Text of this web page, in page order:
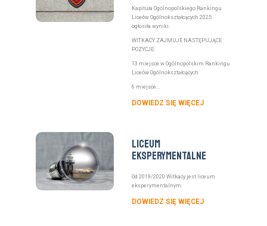
Kapituła Ogólnopolskiego Rankingu
Liceów Ogólnokształcących 2025
ogłosiła wyniki:
WITKACY ZAJMUJE NASTĘPUJĄCE
POZYCJE:
13 miejsce w Ogólnopolskim Rankingu
Liceów Ogólnokształcących
6 miejsce...
DOWIEDZ SIĘ WIĘCEJ
Liceum
eksperymentalne
Od 2019/2020 Witkacy jest liceum
eksperymentalnym.
DOWIEDZ SIĘ WIĘCEJ